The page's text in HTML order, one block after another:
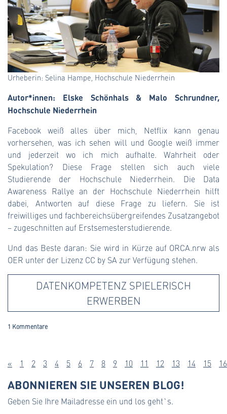
Urheberin: Selina Hampe, Hochschule Niederrhein
Autor*innen: Elske Schönhals & Malo Schrundner,
Hochschule Niederrhein
Facebook weiß alles über mich, Netflix kann genau
vorhersehen, was ich sehen will und Google weiß immer
und jederzeit wo ich mich aufhalte. Wahrheit oder
Spekulation? Diese Frage stellen sich auch viele
Studierende der Hochschule Niederrhein. Die Data
Awareness Rallye an der Hochschule Niederrhein hilft
dabei, Antworten auf diese Frage zu liefern. Sie ist
freiwilliges und fachbereichsübergreifendes Zusatzangebot
– zugeschnitten auf Erstsemesterstudierende.
Und das Beste daran: Sie wird in Kürze auf ORCA.nrw als
OER unter der Lizenz CC by SA zur Verfügung stehen.
DATENKOMPETENZ SPIELERISCH
ERWERBEN
1 Kommentare
« 1 2 3 4 5 6 7 8 9 10 11 12 13 14 15 16
ABONNIEREN SIE UNSEREN BLOG!
Geben Sie Ihre Mailadresse ein und los geht`s.